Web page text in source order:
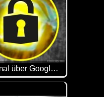
15 Orte, die du nicht mal über Google Maps erkunden kannst
geheimen bzw. hoch